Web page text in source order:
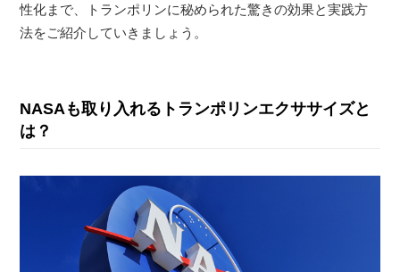
性化まで、トランポリンに秘められた驚きの効果と実践方
法をご紹介していきましょう。
NASAも取り入れるトランポリンエクササイズと
は？